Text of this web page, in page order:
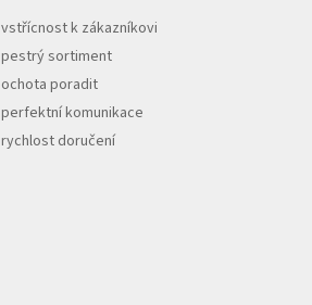
vstřícnost k zákazníkovi
pestrý sortiment
ochota poradit
perfektní komunikace
rychlost doručení